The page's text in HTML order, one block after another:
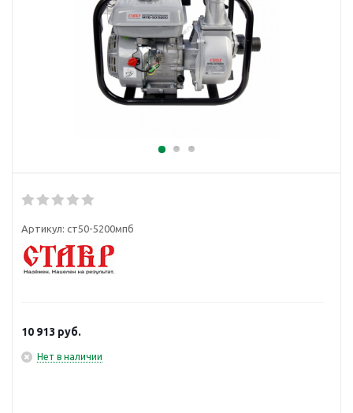
Артикул: ст50-5200мпб
10 913 руб.
Нет в наличии